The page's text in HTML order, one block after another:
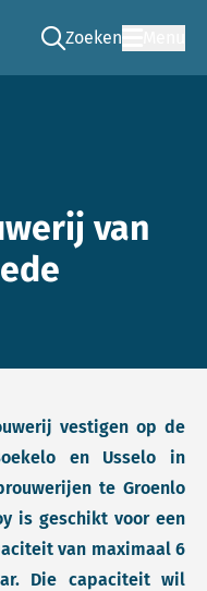
Zoeken
Ga naar de zoek
van
vestigen op de
en Usselo in
te Groenlo
is geschikt voor een
van maximaal 6
Die capaciteit wil